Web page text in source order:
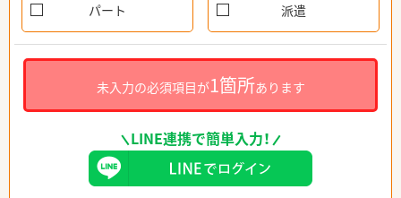
パート 派遣
未入力の必須項目が1箇所あります
LINE連携で簡単入力！